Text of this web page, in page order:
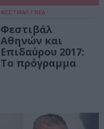
ΦΕΣΤΙΒΑΛ / ΝΕΑ
Φεστιβάλ
Αθηνών και
Επιδαύρου 2017:
Το πρόγραμμα